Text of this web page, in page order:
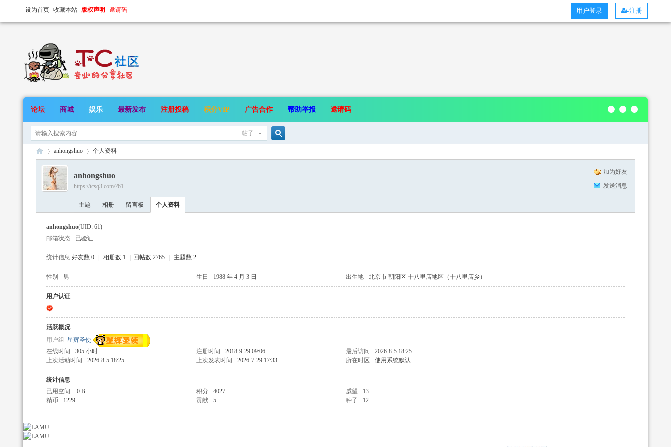
设为首页 收藏本站 版权声明 邀请码 用户登录 注册
论坛 商城 娱乐 最新发布 注册投稿 积分VIP 广告合作 帮助举报 邀请码
帖子
›
anhongshuo 个人资料
加为好友
发送消息
anhongshuo
https://tcsq3.com/?61
主题 相册 留言板 个人资料
anhongshuo(UID: 61)
邮箱状态
已验证
统计信息 好友数 0 相册数 1 回帖数 2765 主题数 2
性别 男 生日 1988 年 4 月 3 日 出生地 北京市 朝阳区 十八里店地区（十八里店乡）
用户认证
活跃概况
用户组 星辉圣使
在线时间
305 小时 注册时间 2018-9-29 09:06 最后访问
2026-8-5 18:25
上次活动时间
2026-8-5 18:25 上次发表时间 2026-7-29 17:33 所在时区 使用系统默认
统计信息
已用空间
0 B 积分 4027 威望
13
精币
1229 贡献 5 种子 12